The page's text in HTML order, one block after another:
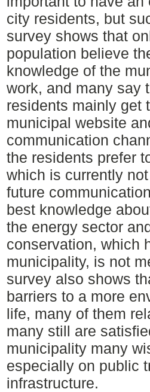
city residents, but
survey shows that
population believe
knowledge of the
work, and many say
residents mainly get
municipal website
communication
the residents prefer
which is currently
future
best knowledge
the energy sector
conservation, which
municipality, is not
survey also shows
barriers to a more
life, many of them
many still are
municipality many
especially on public
infrastructure.